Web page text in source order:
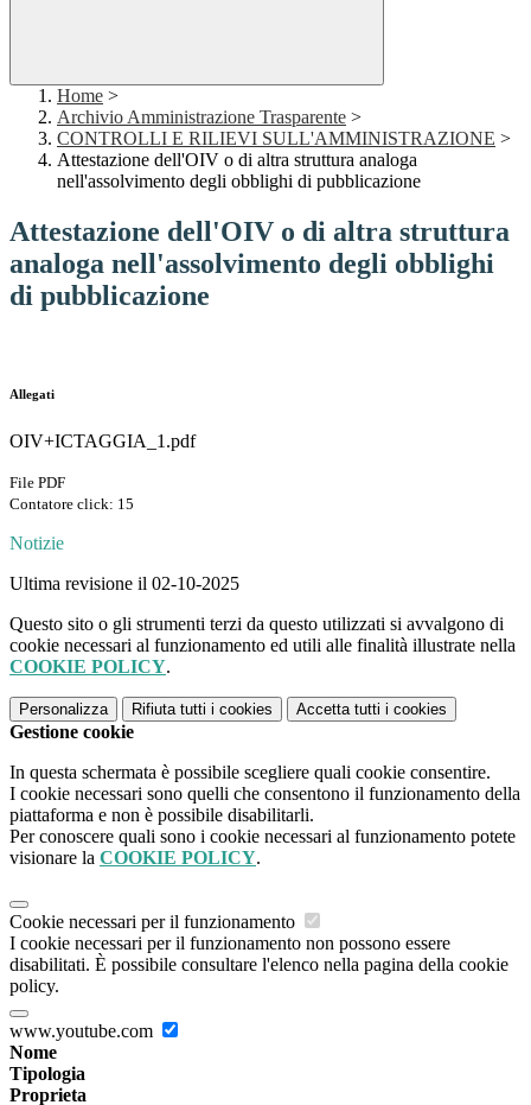
Home >
Archivio Amministrazione Trasparente >
CONTROLLI E RILIEVI SULL'AMMINISTRAZIONE >
Attestazione dell'OIV o di altra struttura analoga
nell'assolvimento degli obblighi di pubblicazione
Attestazione dell'OIV o di altra struttura
analoga nell'assolvimento degli obblighi
di pubblicazione
Allegati
OIV+ICTAGGIA_1.pdf
File PDF
Contatore click: 15
Notizie
Ultima revisione il 02-10-2025
Questo sito o gli strumenti terzi da questo utilizzati si avvalgono di
cookie necessari al funzionamento ed utili alle finalità illustrate nella
COOKIE POLICY.
Personalizza Rifiuta tutti i cookies Accetta tutti i cookies
Gestione cookie
In questa schermata è possibile scegliere quali cookie consentire.
I cookie necessari sono quelli che consentono il funzionamento della
piattaforma e non è possibile disabilitarli.
Per conoscere quali sono i cookie necessari al funzionamento potete
visionare la COOKIE POLICY.
Cookie necessari per il funzionamento
I cookie necessari per il funzionamento non possono essere
disabilitati. È possibile consultare l'elenco nella pagina della cookie
policy.
www.youtube.com
Nome
Tipologia
Proprieta